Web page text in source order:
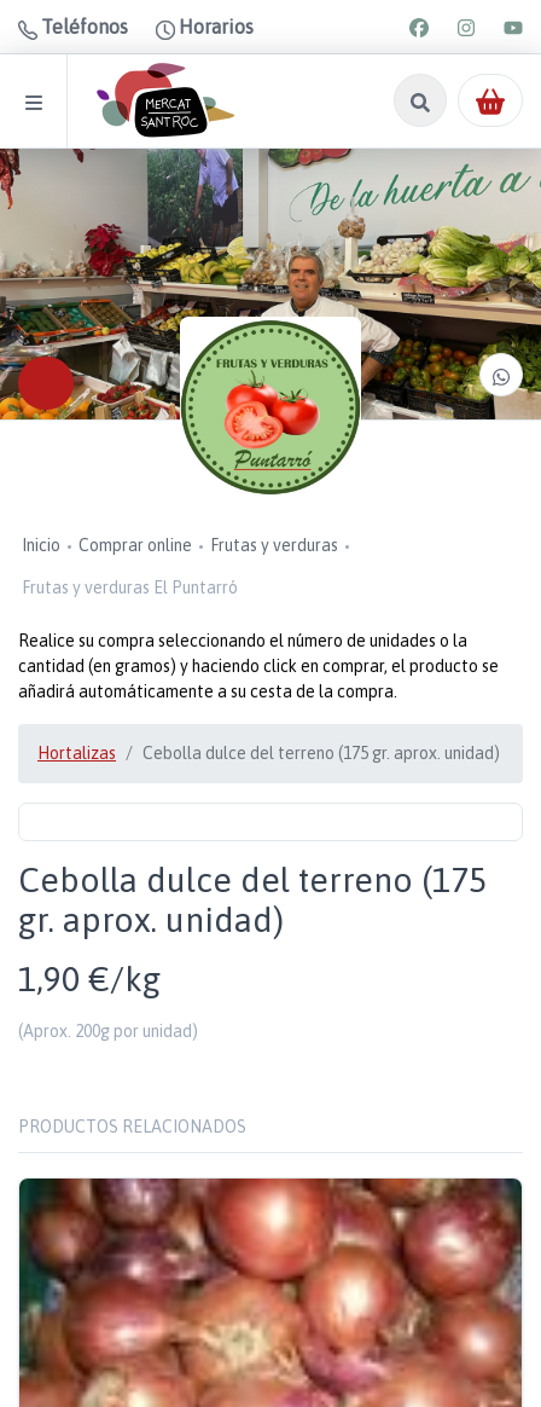
Teléfonos Horarios
Inicio Comprar online Frutas y verduras
Frutas y verduras El Puntarró
Realice su compra seleccionando el número de unidades o la
cantidad (en gramos) y haciendo click en comprar, el producto se
añadirá automáticamente a su cesta de la compra.
Hortalizas Cebolla dulce del terreno (175 gr. aprox. unidad)
Cebolla dulce del terreno (175
gr. aprox. unidad)
1,90 €/kg
(Aprox. 200g por unidad)
PRODUCTOS RELACIONADOS